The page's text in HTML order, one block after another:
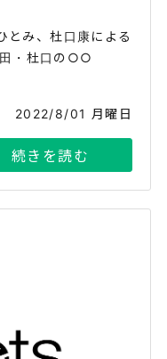
とみ、杜口康による
・杜口の○○
2022/8/01 月曜日
続きを読む